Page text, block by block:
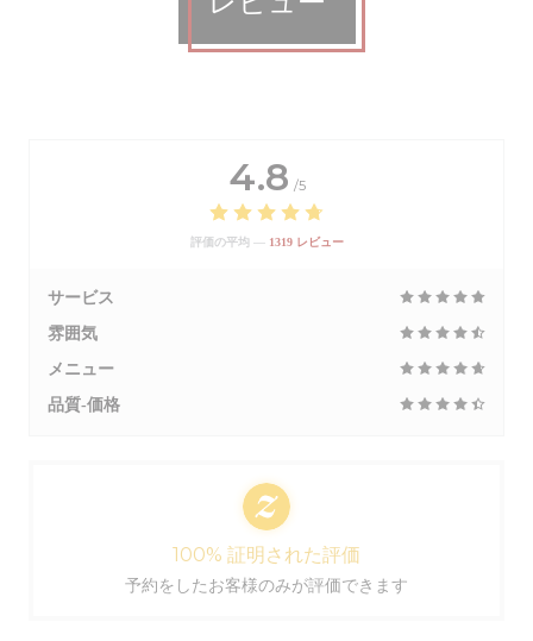
4.8 /5
評価の平均 — 1319 レビュー
サービス
雰囲気
メニュー
品質-価格
100% 証明された評価
予約をしたお客様のみが評価できます